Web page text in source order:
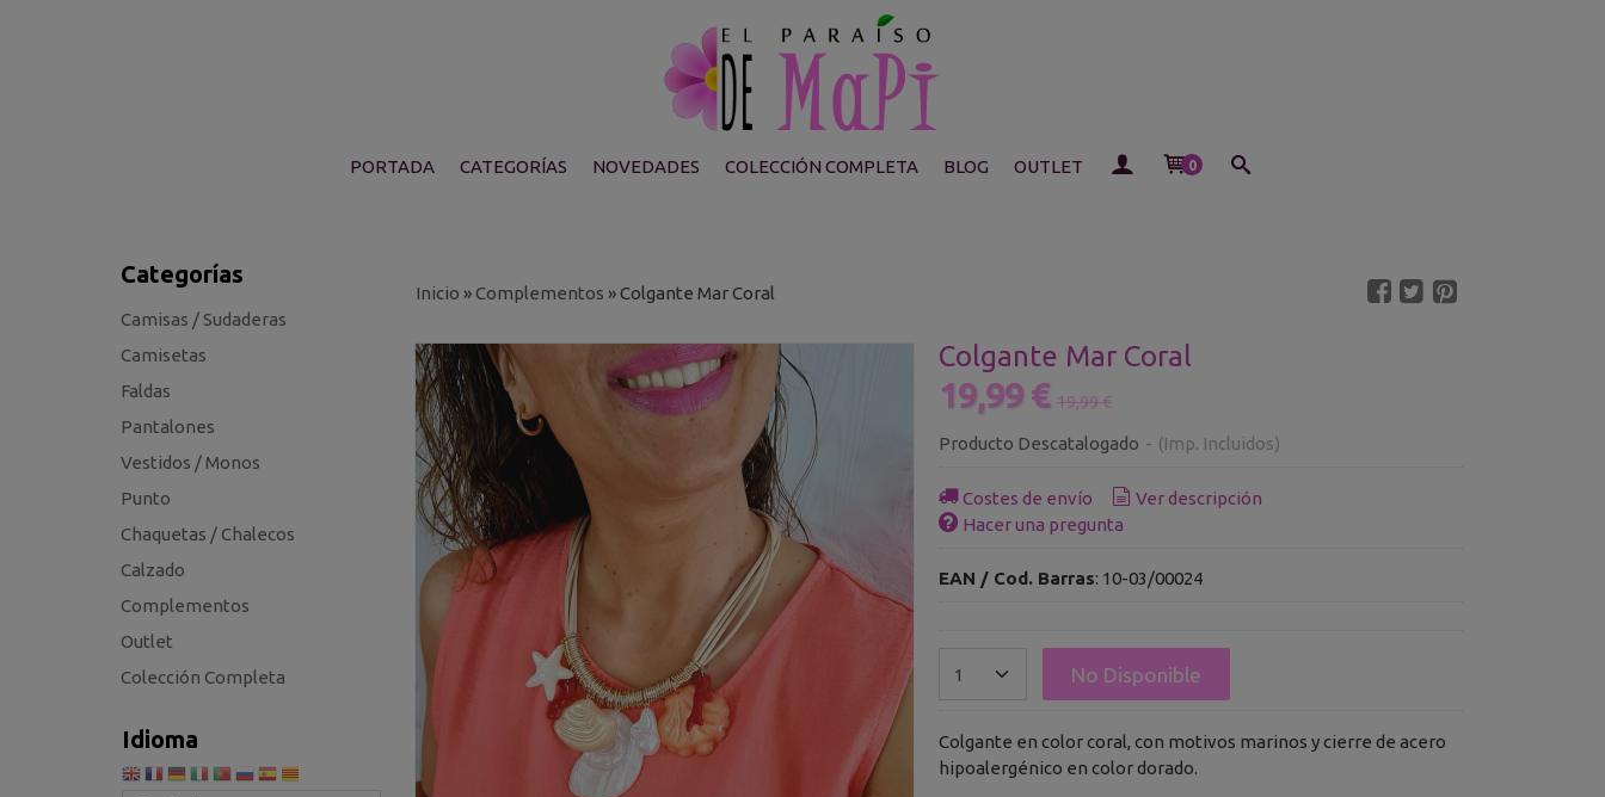
PORTADA CATEGORÍAS NOVEDADES COLECCIÓN COMPLETA BLOG OUTLET 0
Categorías
Camisas / Sudaderas
Camisetas
Faldas
Pantalones
Vestidos / Monos
Punto
Chaquetas / Chalecos
Calzado
Complementos
Outlet
Colección Completa
Idioma
Inicio » Complementos »Colgante Mar Coral
Colgante Mar Coral
19,99 € 19,99 €
Producto Descatalogado - (Imp. Incluidos)
Costes de envío
Ver descripción
Hacer una pregunta
EAN / Cod. Barras: 10-03/00024
No Disponible
Colgante en color coral, con motivos marinos y cierre de acero
hipoalergénico en color dorado.